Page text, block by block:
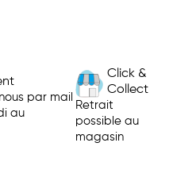
par mail
au
Click &
Collect
Retrait
possible au
magasin